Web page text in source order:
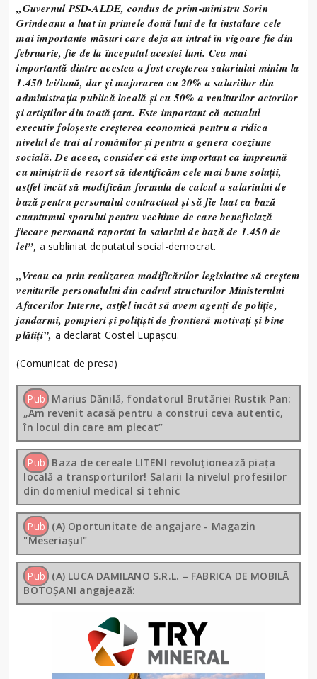
„Guvernul PSD-ALDE, condus de prim-ministru Sorin
Grindeanu a luat în primele două luni de la instalare cele
mai importante măsuri care deja au intrat în vigoare fie din
februarie, fie de la începutul acestei luni. Cea mai
importantă dintre acestea a fost creșterea salariului minim la
1.450 lei/lună, dar și majorarea cu 20% a salariilor din
administrația publică locală și cu 50% a veniturilor actorilor
și artiștilor din toată țara. Este important că actualul
executiv foloșeste creşterea economică pentru a ridica
nivelul de trai al românilor și pentru a genera coeziune
socială. De aceea, consider că este important ca împreună
cu miniștrii de resort să identificăm cele mai bune soluții,
astfel încât să modificăm formula de calcul a salariului de
bază pentru personalul contractual și să fie luat ca bază
cuantumul sporului pentru vechime de care beneficiază
fiecare persoană raportat la salariul de bază de 1.450 de
lei”, a subliniat deputatul social-democrat.
„Vreau ca prin realizarea modificărilor legislative să creștem
veniturile personalului din cadrul structurilor Ministerului
Afacerilor Interne, astfel încât să avem agenți de poliție,
jandarmi, pompieri și polițiști de frontieră motivați și bine
plătiți”, a declarat Costel Lupașcu.
(Comunicat de presa)
Pub Marius Dănilă, fondatorul Brutăriei Rustik Pan:
„Am revenit acasă pentru a construi ceva autentic,
în locul din care am plecat”
Pub Baza de cereale LITENI revoluționează piața
locală a transporturilor! Salarii la nivelul profesiilor
din domeniul medical si tehnic
Pub (A) Oportunitate de angajare - Magazin
"Meseriașul"
Pub (A) LUCA DAMILANO S.R.L. – FABRICA DE MOBILĂ
BOTOȘANI angajează: